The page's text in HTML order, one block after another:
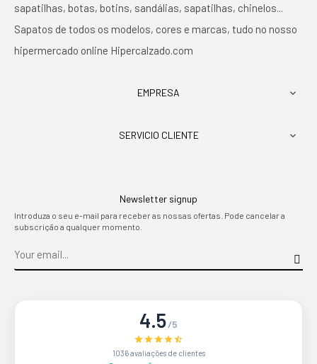
sapatilhas, botas, botins, sandálias, sapatilhas, chinelos...
Sapatos de todos os modelos, cores e marcas, tudo no nosso
hipermercado online Hipercalzado.com
EMPRESA 
SERVICIO CLIENTE 
Newsletter signup
Introduza o seu e-mail para receber as nossas ofertas. Pode cancelar a
subscrição a qualquer momento.
4.5/5
1036 avaliações de clientes